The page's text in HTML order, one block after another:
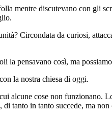
mentre discutevano con gli
Circondata da curiosi,
la pensavano così, ma
la nostra chiesa di oggi.
alcune cose non funzionano.
tanto in tanto succede, ma